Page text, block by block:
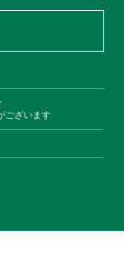
ございます